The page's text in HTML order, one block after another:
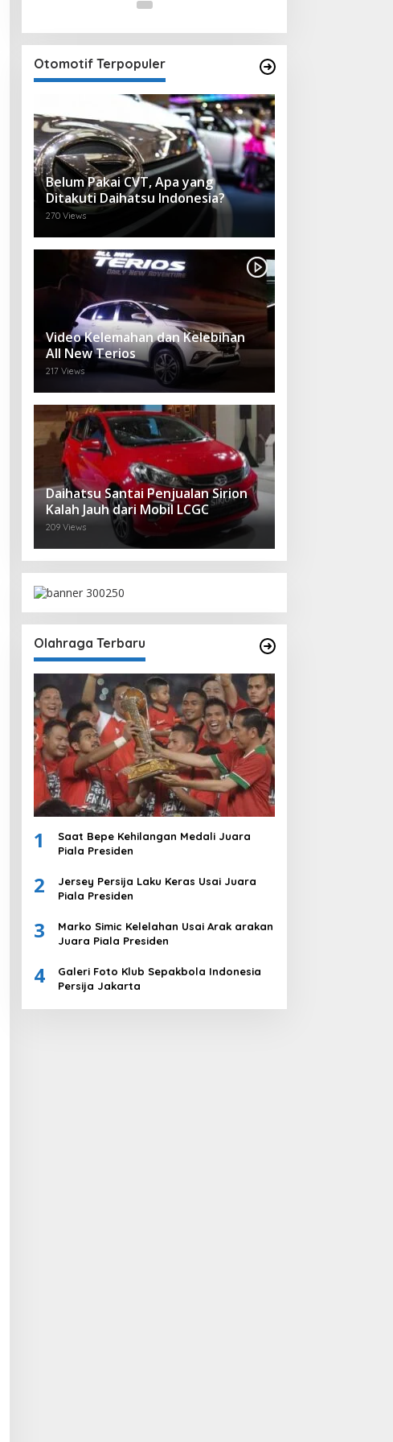
Otomotif Terpopuler
Belum Pakai CVT, Apa yang
Ditakuti Daihatsu Indonesia?
270 Views
Video Kelemahan dan Kelebihan
All New Terios
217 Views
Daihatsu Santai Penjualan Sirion
Kalah Jauh dari Mobil LCGC
209 Views
Olahraga Terbaru
1
Saat Bepe Kehilangan Medali Juara
Piala Presiden
2
Jersey Persija Laku Keras Usai Juara
Piala Presiden
3
Marko Simic Kelelahan Usai Arak arakan
Juara Piala Presiden
4
Galeri Foto Klub Sepakbola Indonesia
Persija Jakarta